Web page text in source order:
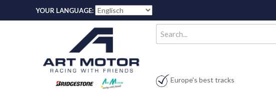
YOUR LANGUAGE:
Europe's best tracks